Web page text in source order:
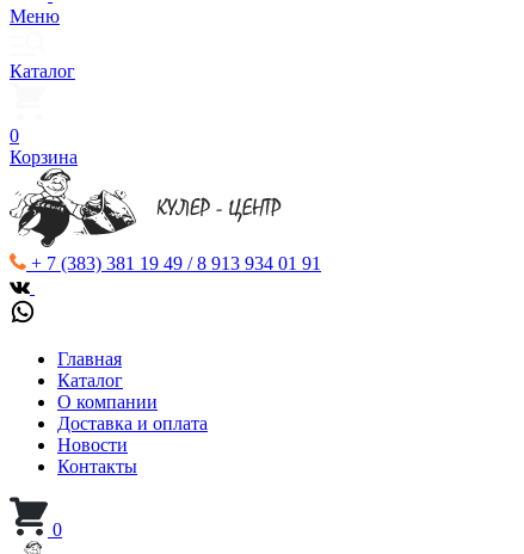
Меню
Каталог
0
Корзина
+ 7 (383) 381 19 49 / 8 913 934 01 91
Главная
Каталог
О компании
Доставка и оплата
Новости
Контакты
0